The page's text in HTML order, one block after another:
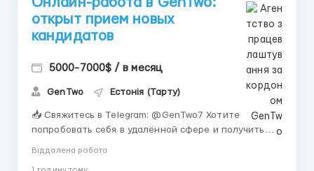
открыт прием новых
кандидатов
5000-7000$ / в месяц
GenTwo Естонія (Тарту)
📥 Свяжитесь в Telegram: @GenTwo7 Хотите
попробовать себя в удалённой сфере и получить
опыт, который пригодится в будущем? Мы
Віддалена робота